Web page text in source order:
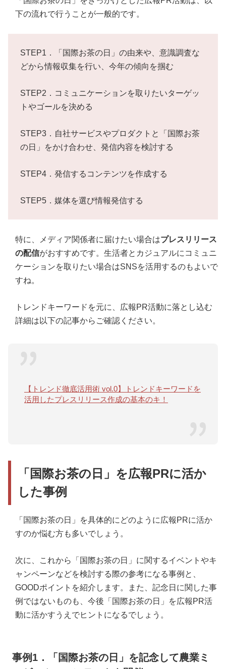
下の流れで行うことが一般的です。
STEP1．「国際お茶の日」の由来や、意識調査な
どから情報収集を行い、今年の傾向を掴む
STEP2．コミュニケーションを取りたいターゲッ
トやゴールを決める
STEP3．自社サービスやプロダクトと「国際お茶
の日」をかけ合わせ、発信内容を検討する
STEP4．発信するコンテンツを作成する
STEP5．媒体を選び情報発信する
特に、メディア関係者に届けたい場合はプレスリリース
の配信がおすすめです。生活者とカジュアルにコミュニ
ケーションを取りたい場合はSNSを活用するのもよいで
すね。
トレンドキーワードを元に、広報PR活動に落とし込む
詳細は以下の記事からご確認ください。
【トレンド徹底活用術 vol.0】トレンドキーワードを
活用したプレスリリース作成の基本のキ！
「国際お茶の日」を広報PRに活か
した事例
「国際お茶の日」を具体的にどのように広報PRに活か
すのか悩む方も多いでしょう。
次に、これから「国際お茶の日」に関するイベントやキ
ャンペーンなどを検討する際の参考になる事例と、
GOODポイントを紹介します。また、記念日に関した事
例ではないものも、今後「国際お茶の日」を広報PR活
動に活かすうえでヒントになるでしょう。
事例1．「国際お茶の日」を記念して農業ミ